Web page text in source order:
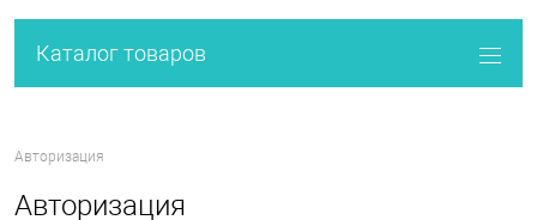
Каталог товаров
Авторизация
Авторизация